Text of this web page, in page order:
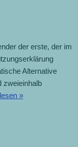
der erste, der im
Alternative
zweieinhalb
»